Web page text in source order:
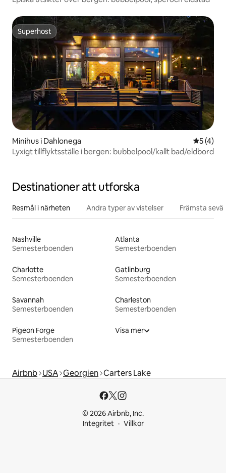
Superhost
Superhost
Minihus i Dahlonega 5 av 5 i
5 (4)
Lyxigt tillflyktsställe i bergen: bubbelpool/kallt bad/eldbord
Destinationer att utforska
Resmål i närheten Andra typer av vistelser Främsta
Nashville
Semesterboenden
Atlanta
Semesterboenden
Charlotte
Semesterboenden
Gatlinburg
Semesterboenden
Savannah
Semesterboenden
Charleston
Semesterboenden
Pigeon Forge
Semesterboenden
Visa mer
Airbnb USA Georgien Carters Lake
© 2026 Airbnb, Inc.
Integritet
Villkor